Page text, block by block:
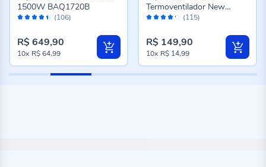
Avaliação: (106)
1500W BAQ1720B
R$ 649,90
10x R$ 64,99
Avaliação: (115)
Termoventilador New
Auros AQC422
R$ 149,90
10x R$ 14,99